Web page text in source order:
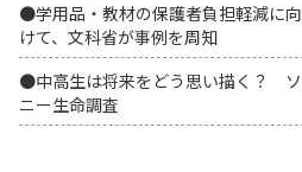
●学用品・教材の保護者負担軽減に向
けて、文科省が事例を周知
●中高生は将来をどう思い描く？ ソ
ニー生命調査